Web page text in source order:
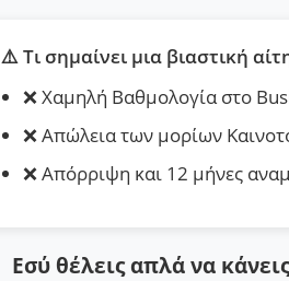
⚠️ Τι σημαίνει μια βιαστική
❌ Χαμηλή Βαθμολογία στο
❌ Απώλεια των μορίων
❌ Απόρριψη και 12 μήνες
Εσύ θέλεις απλά να